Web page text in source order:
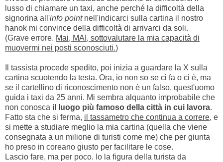
lusso di chiamare un taxi, anche perché la difficoltà della
signorina all'info pointnell'indicarci sulla cartina il nostro
hanok mi convince della difficoltà di arrivarci da soli.
(Grave errore. Mai, MAI, sottovalutare la mia capacità di
muovermi nei posti sconosciuti.)
Il tassista procede spedito, poi inizia a guardare la X sulla
cartina scuotendo la testa. Ora, io non so se ci fa o ci è, ma
se il cartellino di riconoscimento non è un falso, quest'uomo
guida i taxi da 25 anni. Mi sembra alquanto improbabile che
non conosca il luogo più famoso della città in cui lavora.
Fatto sta che si ferma, il tassametro che continua a correre, e
si mette a studiare meglio la mia cartina (quella che viene
consegnata a un milione di turisti come me) che per giunta
ho preso in coreano giusto per facilitare le cose.
Lascio fare, ma per poco. Io la figura della turista da